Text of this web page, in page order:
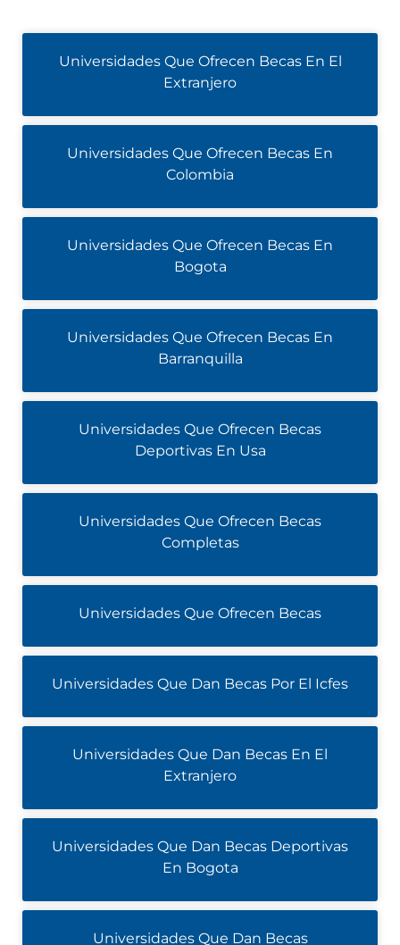
Universidades Que Ofrecen Becas En El
Extranjero
Universidades Que Ofrecen Becas En
Colombia
Universidades Que Ofrecen Becas En
Bogota
Universidades Que Ofrecen Becas En
Barranquilla
Universidades Que Ofrecen Becas
Deportivas En Usa
Universidades Que Ofrecen Becas
Completas
Universidades Que Ofrecen Becas
Universidades Que Dan Becas Por El Icfes
Universidades Que Dan Becas En El
Extranjero
Universidades Que Dan Becas Deportivas
En Bogota
Universidades Que Dan Becas